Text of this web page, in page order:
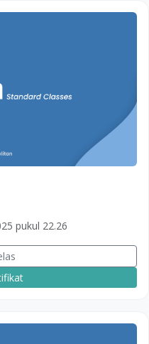
pukul 22.26